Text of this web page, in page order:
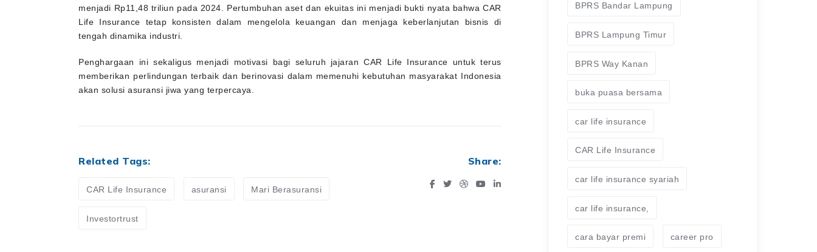
menjadi Rp11,48 triliun pada 2024. Pertumbuhan aset dan ekuitas ini menjadi bukti nyata bahwa CAR
Life Insurance tetap konsisten dalam mengelola keuangan dan menjaga keberlanjutan bisnis di
tengah dinamika industri.
Penghargaan ini sekaligus menjadi motivasi bagi seluruh jajaran CAR Life Insurance untuk terus
memberikan perlindungan terbaik dan berinovasi dalam memenuhi kebutuhan masyarakat Indonesia
akan solusi asuransi jiwa yang terpercaya.
Related Tags:
CAR Life Insurance asuransi Mari Berasuransi
Investortrust
Share:
BPRS Bandar Lampung
BPRS Lampung Timur
BPRS Way Kanan
buka puasa bersama
car life insurance
CAR Life Insurance
car life insurance syariah
car life insurance,
cara bayar premi career pro